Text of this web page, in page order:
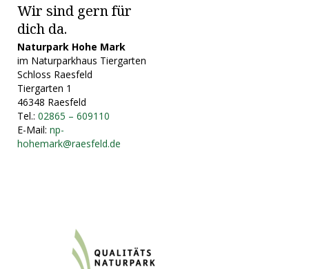
Wir sind gern für
dich da.
Naturpark Hohe Mark
im Naturparkhaus Tiergarten
Schloss Raesfeld
Tiergarten 1
46348 Raesfeld
Tel.: 02865 – 609110
E-Mail: np-
hohemark@raesfeld.de